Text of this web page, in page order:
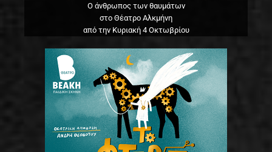
Ο άνθρωπος των θαυμάτων
στο Θέατρο Αλκμήνη
από την Κυριακή 4 Οκτωβρίου